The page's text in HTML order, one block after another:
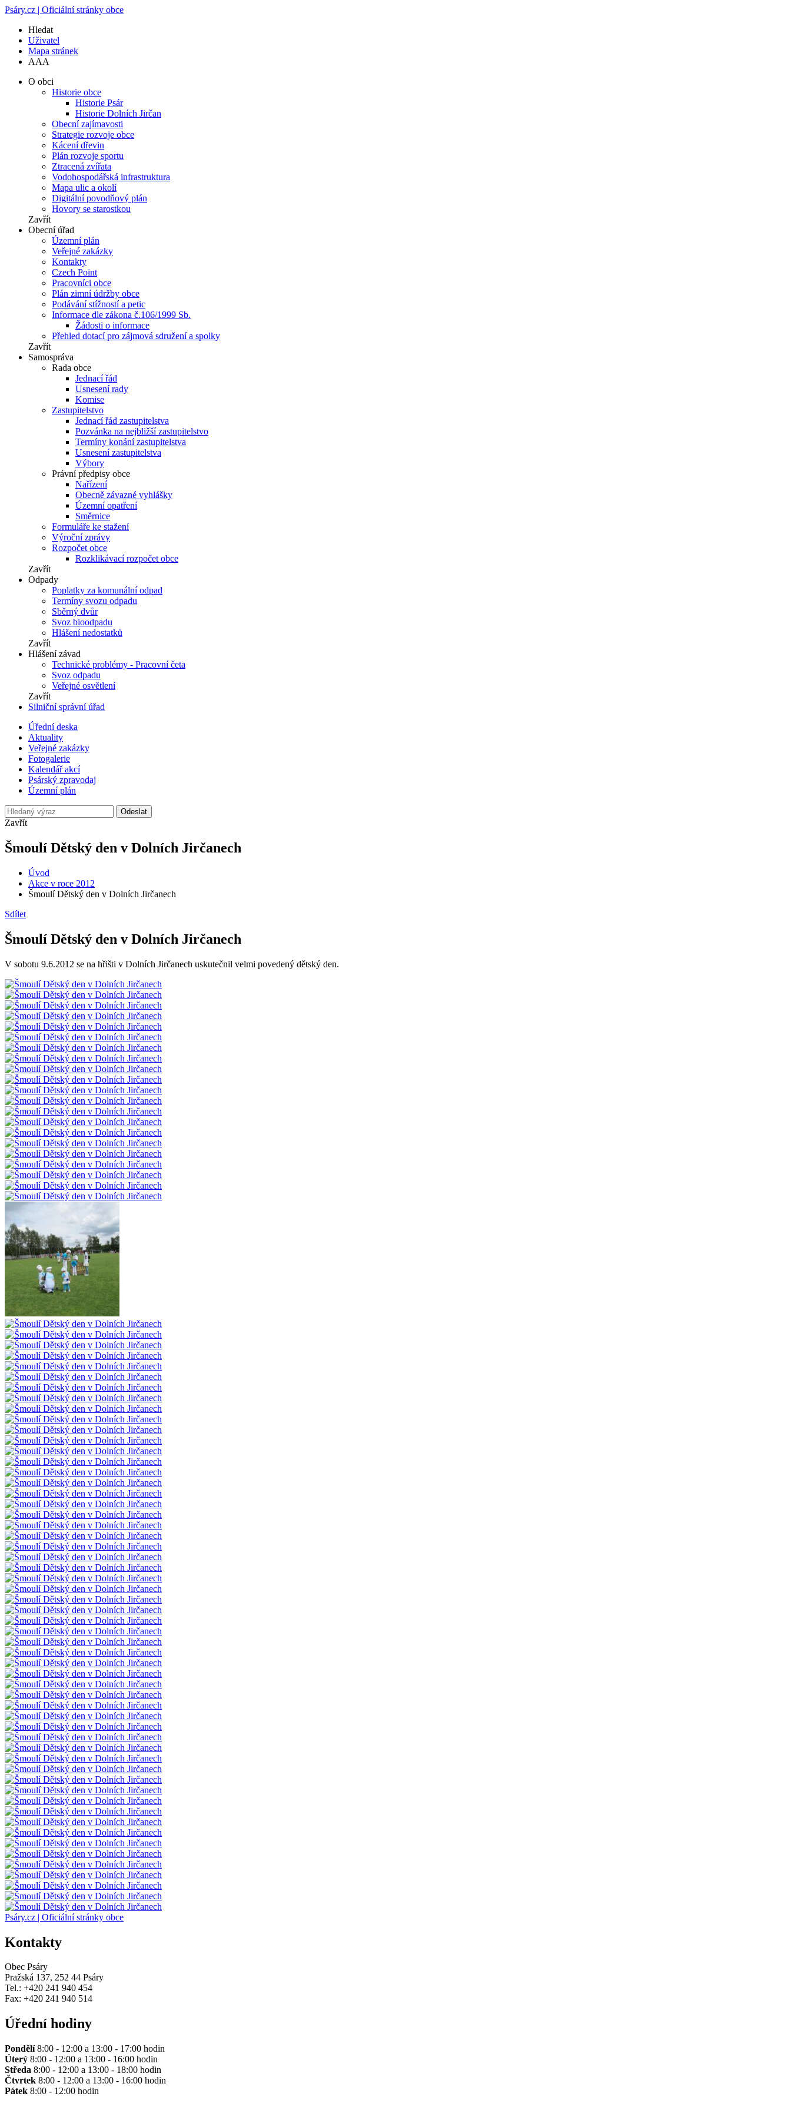
Psáry.cz | Oficiální stránky obce
Hledat
Uživatel
Mapa stránek
AAA
O obci
Historie obce
Historie Psár
Historie Dolních Jirčan
Obecní zajímavosti
Strategie rozvoje obce
Kácení dřevin
Plán rozvoje sportu
Ztracená zvířata
Vodohospodářská infrastruktura
Mapa ulic a okolí
Digitální povodňový plán
Hovory se starostkou
Zavřít
Obecní úřad
Územní plán
Veřejné zakázky
Kontakty
Czech Point
Pracovníci obce
Plán zimní údržby obce
Podávání stížností a petic
Informace dle zákona č.106/1999 Sb.
Žádosti o informace
Přehled dotací pro zájmová sdružení a spolky
Zavřít
Samospráva
Rada obce
Jednací řád
Usnesení rady
Komise
Zastupitelstvo
Jednací řád zastupitelstva
Pozvánka na nejbližší zastupitelstvo
Termíny konání zastupitelstva
Usnesení zastupitelstva
Výbory
Právní předpisy obce
Nařízení
Obecně závazné vyhlášky
Územní opatření
Směrnice
Formuláře ke stažení
Výroční zprávy
Rozpočet obce
Rozklikávací rozpočet obce
Zavřít
Odpady
Poplatky za komunální odpad
Termíny svozu odpadu
Sběrný dvůr
Svoz bioodpadu
Hlášení nedostatků
Zavřít
Hlášení závad
Technické problémy - Pracovní četa
Svoz odpadu
Veřejné osvětlení
Zavřít
Silniční správní úřad
Úřední deska
Aktuality
Veřejné zakázky
Fotogalerie
Kalendář akcí
Psárský zpravodaj
Územní plán
Odeslat
Zavřít
Šmoulí Dětský den v Dolních Jirčanech
Úvod
Akce v roce 2012
Šmoulí Dětský den v Dolních Jirčanech
Sdílet
Šmoulí Dětský den v Dolních Jirčanech
V sobotu 9.6.2012 se na hřišti v Dolních Jirčanech uskutečnil velmi povedený dětský den.
Psáry.cz | Oficiální stránky obce
Kontakty
Obec Psáry
Pražská 137, 252 44 Psáry
Tel.: +420 241 940 454
Fax: +420 241 940 514
Úřední hodiny
Pondělí8:00 - 12:00 a 13:00 - 17:00 hodin
Úterý 8:00 - 12:00 a 13:00 - 16:00 hodin
Středa 8:00 - 12:00 a 13:00 - 18:00 hodin
Čtvrtek 8:00 - 12:00 a 13:00 - 16:00 hodin
Pátek 8:00 - 12:00 hodin